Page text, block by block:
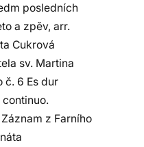
posledních
a zpěv, arr.
Cukrová
sv. Martina
č. 6 Es dur
continuo.
z Farního